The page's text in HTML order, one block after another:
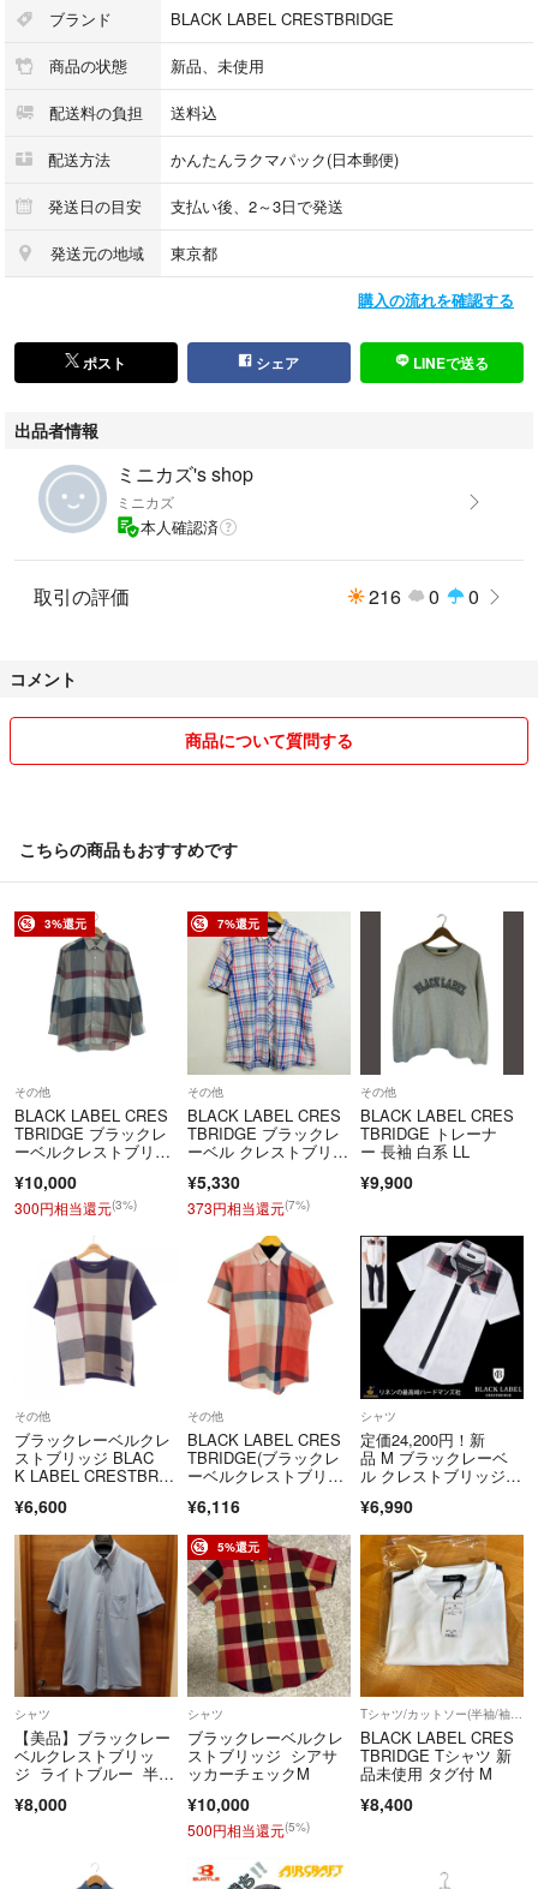
【サイズ】 Mサイズ
【素材】 本体 ポリエステル 76％ 複合繊維 24％
チェック地 ポリエステル 95％
〇その他
・掲載写真は、実際の商品と色、質感等が若干異なる場合があります。
・自宅で用意したものを利用して梱包いたします。
ブランド BLACK LABEL CRESTBRIDGE
商品の状態 新品、未使用
配送料の負担 送料込
配送方法 かんたんラクマパック(日本郵便)
発送日の目安 支払い後、2～3日で発送
発送元の地域 東京都
購入の流れを確認する
ポスト シェア LINEで送る
出品者情報
ミニカズ's shop
ミニカズ
本人確認済
取引の評価 216 0 0
コメント
商品について質問する
こちらの商品もおすすめです
3%還元
その他
BLACK LABEL CRES
TBRIDGE ブラックレ
ーベルクレストブリッ
イズ:M マルチカラ
ー メンズ / 241005008
¥10,000
300円相当還元(3%)
7%還元
その他
BLACK LABEL CRES
TBRIDGE ブラックレ
ーベル クレストブリッ
ク ワンポイント ロ
ゴ 刺繍 コットン リネ
ン混 三陽商会 ホワイ
ト ブルー 3 D436
¥5,330
373円相当還元(7%)
その他
BLACK LABEL CRES
TBRIDGE トレーナ
ー 長袖 白系 LL
¥9,900
その他
ブラックレーベルクレ
ストブリッジ BLAC
K LABEL CRESTBRID
¥6,600
その他
BLACK LABEL CRES
TBRIDGE(ブラックレ
ーベルクレストブリッ
¥6,116
シャツ
定価24,200円！新
品 M ブラックレーベ
ル クレストブリッジ×
ネン半袖シャツ
¥6,990
シャツ
【美品】ブラックレー
ベルクレストブリッ
ジ ライトブルー 半袖
¥8,000
5%還元
シャツ
ブラックレーベルクレ
ストブリッジ シアサ
ッカーチェックM
¥10,000
500円相当還元(5%)
Tシャツ/カットソー(半袖/袖なし)
BLACK LABEL CRES
TBRIDGE Tシャツ 新
品未使用 タグ付 M
¥8,400